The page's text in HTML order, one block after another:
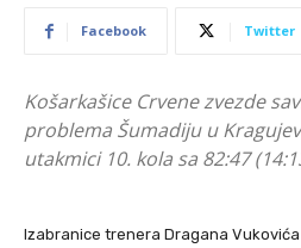
Facebook Twitter
Košarkašice Crvene zvezde
problema Šumadiju u
utakmici 10. kola sa 82:47
Izabranice trenera Dragana